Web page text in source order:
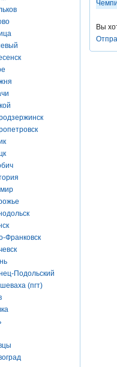
Франковск
Подольский
(пгт)
Вы